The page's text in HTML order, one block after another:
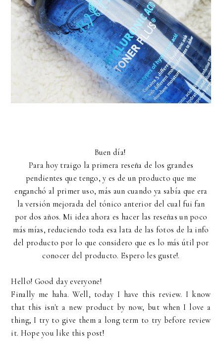
Buen día!
Para hoy traigo la primera reseña de los grandes
pendientes que tengo, y es de un producto que me
enganchó al primer uso, más aun cuando ya sabía que era
la versión mejorada del tónico anterior del cual fui fan
por dos años. Mi idea ahora es hacer las reseñas un poco
más mías, reduciendo toda esa lata de las fotos de la info
del producto por lo que considero que es lo más útil por
conocer del producto. Espero les guste!.
Hello! Good day everyone!
Finally me haha. Well, today I have this review. I know
that this isn't a new product by now, but when I love a
thing, I try to give them a long term to try before review
it. Hope you like this post!